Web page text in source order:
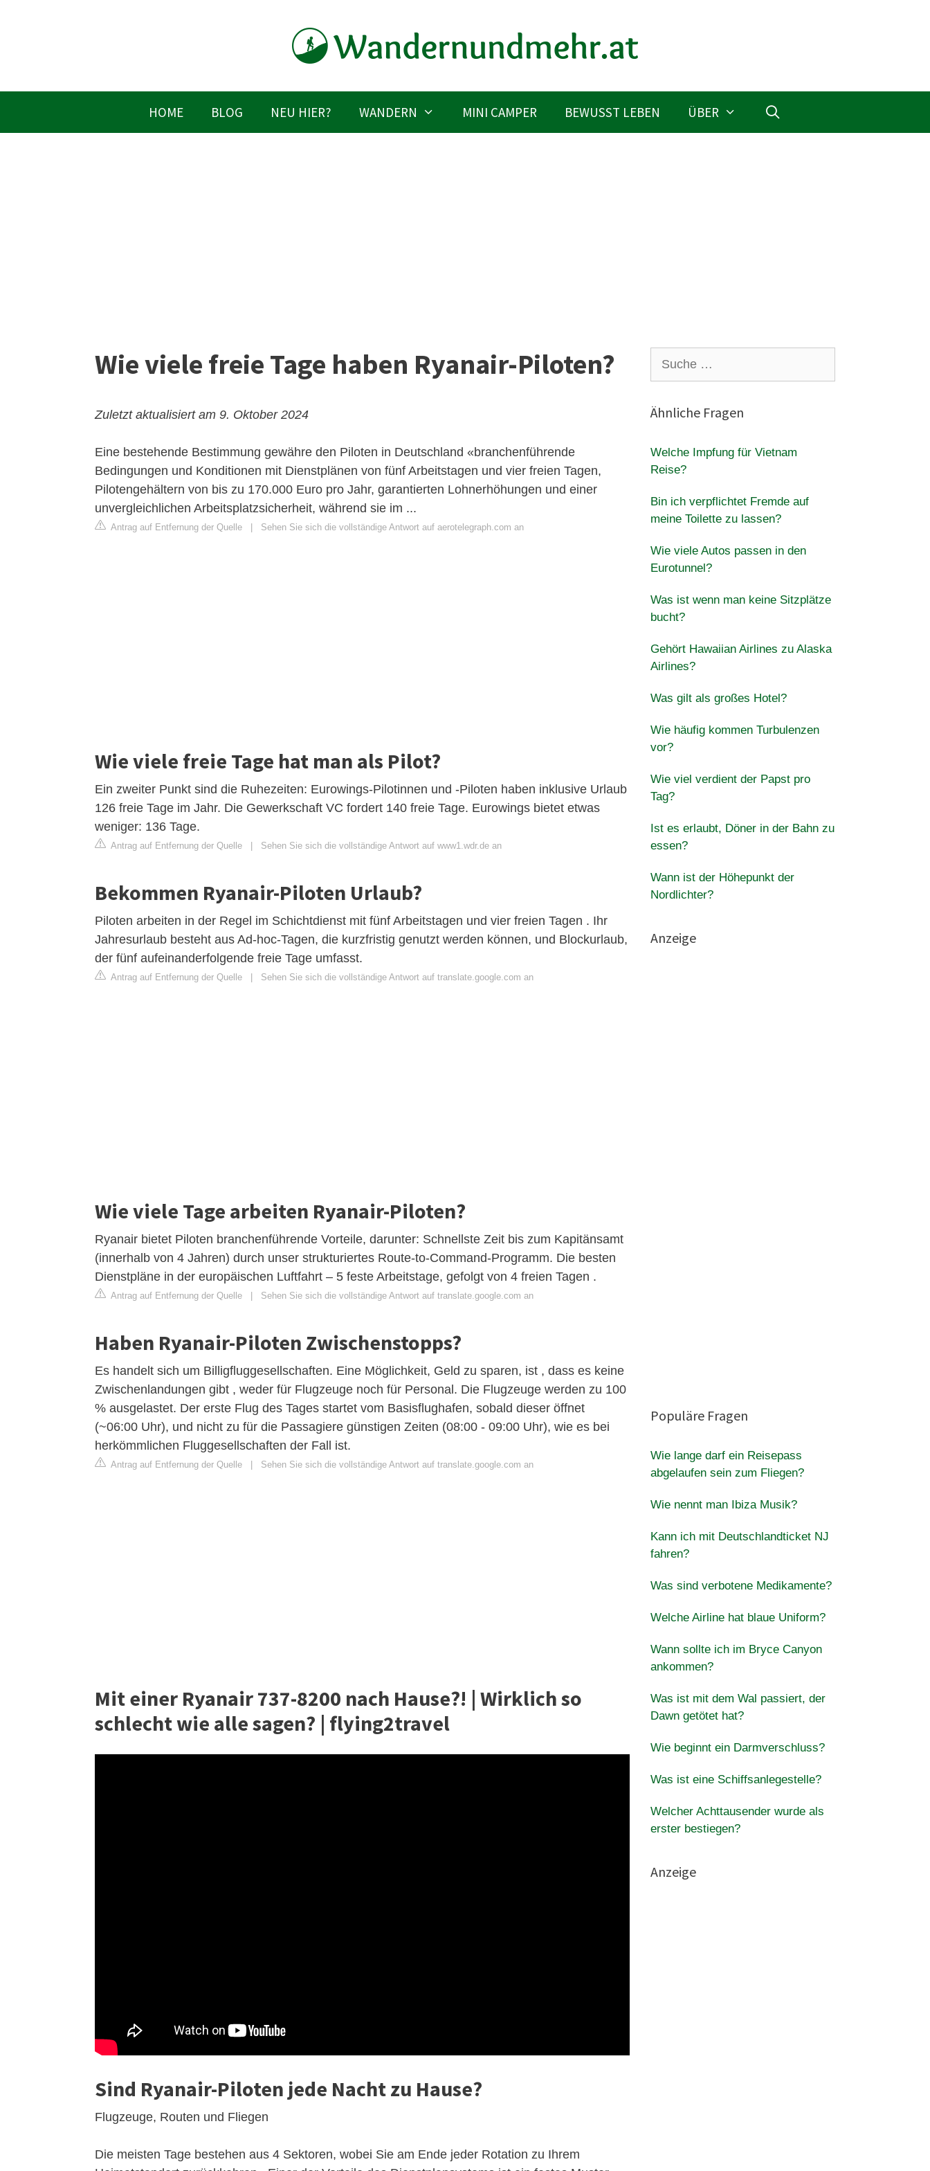
HOME BLOG NEU HIER? WANDERN MINI CAMPER BEWUSST LEBEN ÜBER
Wie viele freie Tage haben Ryanair-Piloten?
Zuletzt aktualisiert am 9. Oktober 2024
Eine bestehende Bestimmung gewähre den Piloten in Deutschland «branchenführende
Bedingungen und Konditionen mit Dienstplänen von fünf Arbeitstagen und vier freien Tagen,
Pilotengehältern von bis zu 170.000 Euro pro Jahr, garantierten Lohnerhöhungen und einer
unvergleichlichen Arbeitsplatzsicherheit, während sie im ...
Antrag auf Entfernung der Quelle Sehen Sie sich die vollständige Antwort auf aerotelegraph.com an
Wie viele freie Tage hat man als Pilot?
Ein zweiter Punkt sind die Ruhezeiten: Eurowings-Pilotinnen und -Piloten haben inklusive Urlaub
126 freie Tage im Jahr. Die Gewerkschaft VC fordert 140 freie Tage. Eurowings bietet etwas
weniger: 136 Tage.
Antrag auf Entfernung der Quelle Sehen Sie sich die vollständige Antwort auf www1.wdr.de an
Bekommen Ryanair-Piloten Urlaub?
Piloten arbeiten in der Regel im Schichtdienst mit fünf Arbeitstagen und vier freien Tagen . Ihr
Jahresurlaub besteht aus Ad-hoc-Tagen, die kurzfristig genutzt werden können, und Blockurlaub,
der fünf aufeinanderfolgende freie Tage umfasst.
Antrag auf Entfernung der Quelle Sehen Sie sich die vollständige Antwort auf translate.google.com an
Wie viele Tage arbeiten Ryanair-Piloten?
Ryanair bietet Piloten branchenführende Vorteile, darunter: Schnellste Zeit bis zum Kapitänsamt
(innerhalb von 4 Jahren) durch unser strukturiertes Route-to-Command-Programm. Die besten
Dienstpläne in der europäischen Luftfahrt – 5 feste Arbeitstage, gefolgt von 4 freien Tagen .
Antrag auf Entfernung der Quelle Sehen Sie sich die vollständige Antwort auf translate.google.com an
Haben Ryanair-Piloten Zwischenstopps?
Es handelt sich um Billigfluggesellschaften. Eine Möglichkeit, Geld zu sparen, ist , dass es keine
Zwischenlandungen gibt , weder für Flugzeuge noch für Personal. Die Flugzeuge werden zu 100
% ausgelastet. Der erste Flug des Tages startet vom Basisflughafen, sobald dieser öffnet
(~06:00 Uhr), und nicht zu für die Passagiere günstigen Zeiten (08:00 - 09:00 Uhr), wie es bei
herkömmlichen Fluggesellschaften der Fall ist.
Antrag auf Entfernung der Quelle Sehen Sie sich die vollständige Antwort auf translate.google.com an
Mit einer Ryanair 737-8200 nach Hause?! | Wirklich so
schlecht wie alle sagen? | flying2travel
Sind Ryanair-Piloten jede Nacht zu Hause?
Flugzeuge, Routen und Fliegen
Die meisten Tage bestehen aus 4 Sektoren, wobei Sie am Ende jeder Rotation zu Ihrem
nach:
Ähnliche Fragen
Welche Impfung für Vietnam
Reise?
Bin ich verpflichtet Fremde auf
meine Toilette zu lassen?
Wie viele Autos passen in den
Eurotunnel?
Was ist wenn man keine Sitzplätze
bucht?
Gehört Hawaiian Airlines zu Alaska
Airlines?
Was gilt als großes Hotel?
Wie häufig kommen Turbulenzen
vor?
Wie viel verdient der Papst pro
Tag?
Ist es erlaubt, Döner in der Bahn zu
essen?
Wann ist der Höhepunkt der
Nordlichter?
Anzeige
Populäre Fragen
Wie lange darf ein Reisepass
abgelaufen sein zum Fliegen?
Wie nennt man Ibiza Musik?
Kann ich mit Deutschlandticket NJ
fahren?
Was sind verbotene Medikamente?
Welche Airline hat blaue Uniform?
Wann sollte ich im Bryce Canyon
ankommen?
Was ist mit dem Wal passiert, der
Dawn getötet hat?
Wie beginnt ein Darmverschluss?
Was ist eine Schiffsanlegestelle?
Welcher Achttausender wurde als
erster bestiegen?
Anzeige